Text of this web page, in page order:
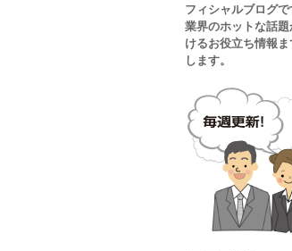
フィシャルブログ
業界のホットな話
けるお役立ち情報
します。